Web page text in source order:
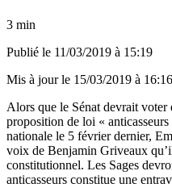
3 min
Publié le 11/03/2019 à 15:19
Mis à jour le 15/03/2019 à 16:16
Alors que le Sénat devrait voter
proposition de loi «
nationale le 5 février dernier,
voix de Benjamin Griveaux
constitutionnel. Les Sages
anticasseurs constitue une